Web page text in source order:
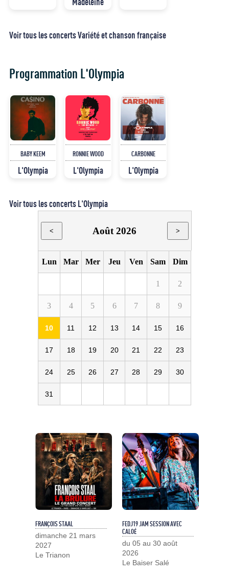
Voir tous les concerts Variété et chanson française
Programmation L'Olympia
BABY KEEM
L'Olympia
RONNIE WOOD
L'Olympia
CARBONNE
L'Olympia
Voir tous les concerts L'Olympia
< Août 2026 >
Lun Mar Mer Jeu Ven Sam Dim
1 2
3 4 5 6 7 8 9
10 11 12 13 14 15 16
17 18 19 20 21 22 23
24 25 26 27 28 29 30
31
FRANÇOIS STAAL
dimanche 21 mars
2027
Le Trianon
FEDJ19 JAM SESSION AVEC
CALOÉ
du 05 au 30 août
2026
Le Baiser Salé